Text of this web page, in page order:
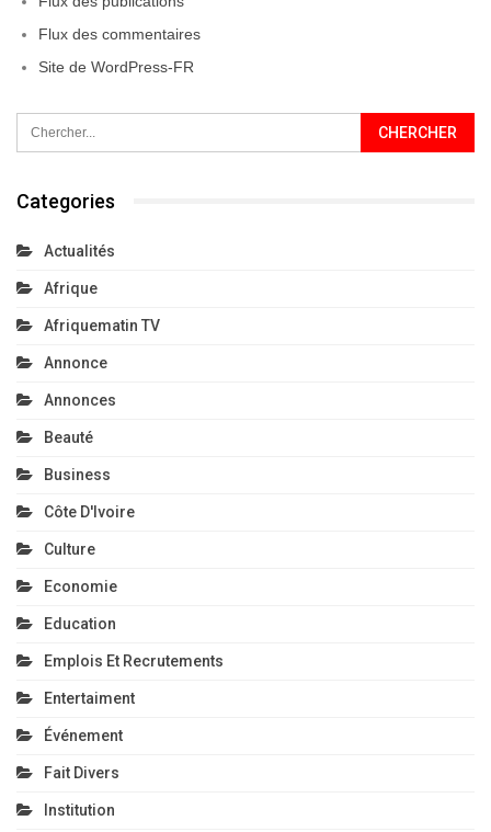
Flux des commentaires
Site de WordPress-FR
Categories
Actualités
Afrique
Afriquematin TV
Annonce
Annonces
Beauté
Business
Côte D'Ivoire
Culture
Economie
Education
Emplois Et Recrutements
Entertaiment
Événement
Fait Divers
Institution